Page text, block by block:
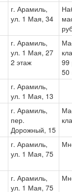
г. Арамиль,
ул. 1 Мая, 34
г. Арамиль,
ул. 1 Мая, 27
2 этаж
99
50
г. Арамиль,
ул. 1 Мая, 13
г. Арамиль,
пер.
Дорожный, 15
г. Арамиль,
ул. 1 Мая, 75
г. Арамиль,
ул. 1 Мая, 75